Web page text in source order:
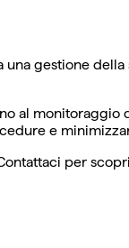
una gestione
al monitoraggio
e
per